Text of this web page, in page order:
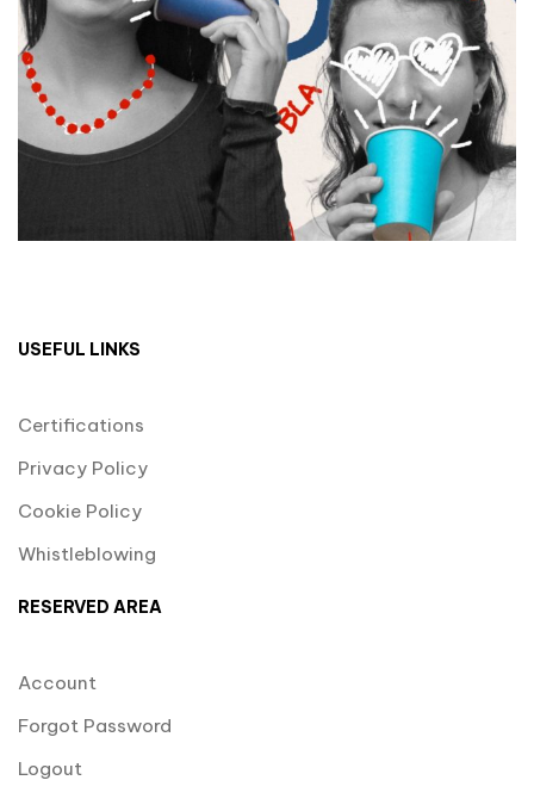
USEFUL LINKS
Certifications
Privacy Policy
Cookie Policy
Whistleblowing
RESERVED AREA
Account
Forgot Password
Logout